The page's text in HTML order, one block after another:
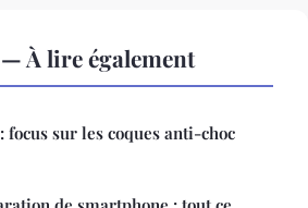
À lire également
focus sur les coques anti-choc